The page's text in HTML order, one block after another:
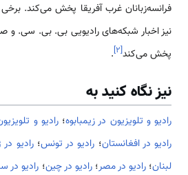
فرانسه‌زبانان غرب آفریقا پخش می‌کند.
نیز اخبار شبکه‌های رادیویی بی. بی. سی. و
پخش می‌کند[۲]
.
نیز نگاه کنید به
رادیو و تلویزیون در زیمبابوه؛رادیو و
رادیو در افغانستان؛ رادیو در تونس؛رادیو در
لبنان؛رادیو در مصر؛رادیو در چین؛ رادیو در